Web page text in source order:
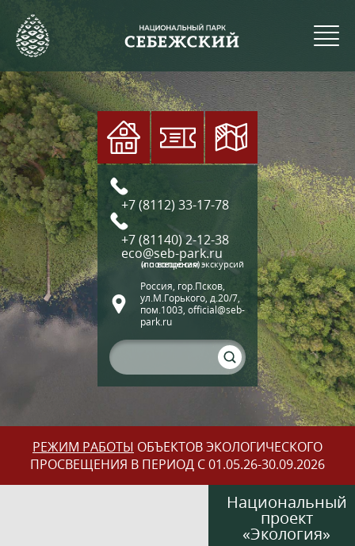
+7 (8112) 33-17-78
+7 (81140) 2-12-38
eco@seb-park.ru
(по вопросам экскурсий и посещения)
Россия, гор.Псков,
ул.М.Горького, д.20/7,
пом.1003, official@seb-
park.ru
РЕЖИМ РАБОТЫ ОБЪЕКТОВ ЭКОЛОГИЧЕСКОГО
ПРОСВЕЩЕНИЯ В ПЕРИОД С 01.05.26-30.09.2026
Национальный
проект
«Экология»